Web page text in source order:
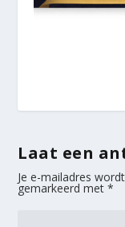
Laat een
Je e-mailadres
gemarkeerd met*